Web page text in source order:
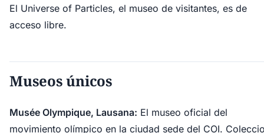
El Universe of Particles, el museo de visitantes, es de
acceso libre.
Museos únicos
Musée Olympique, Lausana: El museo oficial del
movimiento olímpico en la ciudad sede del COI.